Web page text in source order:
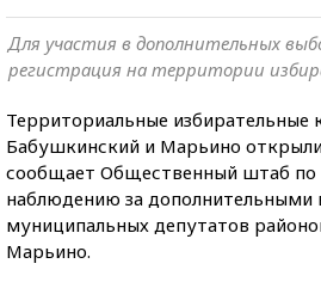
Для участия в дополнительных
регистрация на территории
Территориальные избирательные
Бабушкинский и Марьино
сообщает Общественный штаб
наблюдению за
муниципальных депутатов
Марьино.